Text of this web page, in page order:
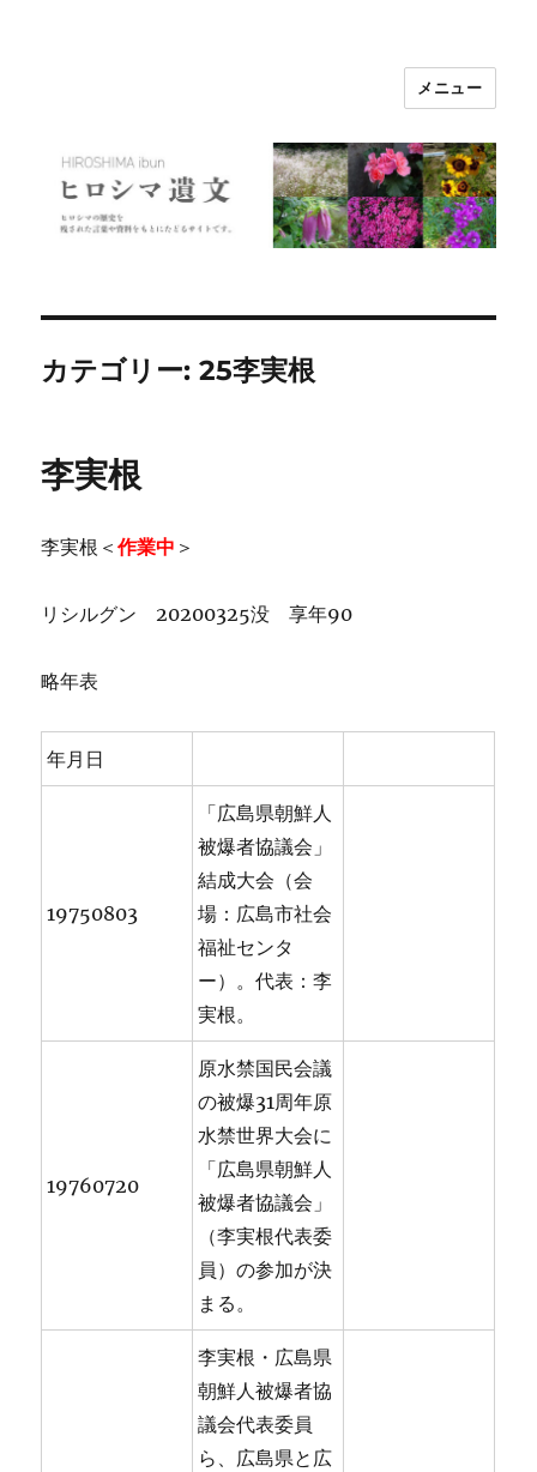
メニュー
カテゴリー:25李実根
李実根
李実根＜作業中 ＞
リシルグン 20200325没 享年90
略年表
年月日
19750803
「広島県朝鮮人
被爆者協議会」
結成大会（会
場：広島市社会
福祉センタ
ー）。代表：李
実根。
19760720
原水禁国民会議
の被爆31周年原
水禁世界大会に
「広島県朝鮮人
被爆者協議会」
（李実根代表委
員）の参加が決
まる。
李実根・広島県
朝鮮人被爆者協
議会代表委員
ら、広島県と広